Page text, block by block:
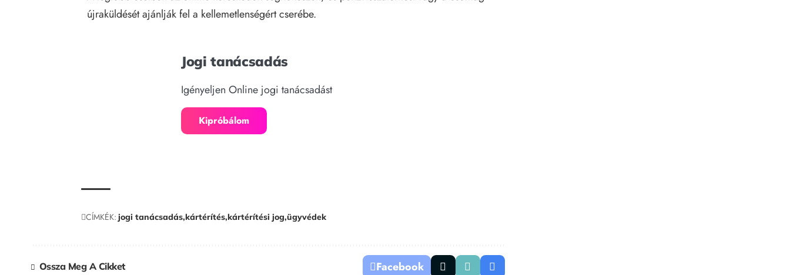
újraküldését ajánlják fel a kellemetlenségért cserébe.
Jogi tanácsadás
Igényeljen Online jogi tanácsadást
Kipróbálom
CÍMKÉK: jogi tanácsadás kártérítés kártérítési jog ügyvédek
Ossza Meg A Cikket Facebook